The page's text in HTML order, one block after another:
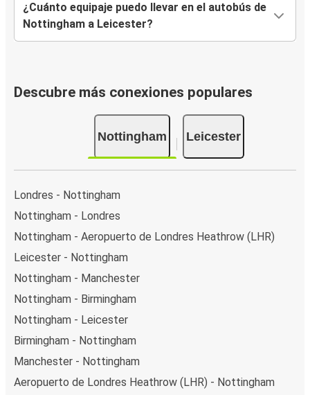
¿Cuánto equipaje puedo llevar en el autobús de
Nottingham a Leicester?
Descubre más conexiones populares
Nottingham Leicester
Londres - Nottingham
Nottingham - Londres
Nottingham - Aeropuerto de Londres Heathrow (LHR)
Leicester - Nottingham
Nottingham - Manchester
Nottingham - Birmingham
Nottingham - Leicester
Birmingham - Nottingham
Manchester - Nottingham
Aeropuerto de Londres Heathrow (LHR) - Nottingham